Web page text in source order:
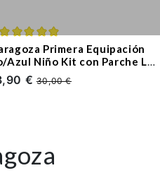
Primera Equipación
Azul Niño Kit con Parche La
Liga
€30,00 €